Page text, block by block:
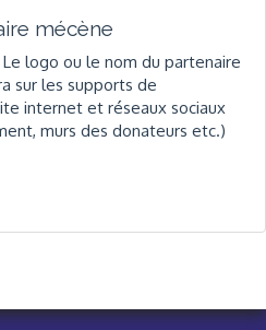
mécène
logo ou le nom du partenaire
sur les supports de
internet et réseaux sociaux
murs des donateurs etc.)